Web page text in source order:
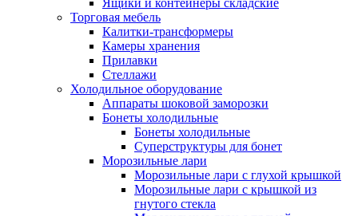
Ящики и контейнеры складские
Торговая мебель
Калитки-трансформеры
Камеры хранения
Прилавки
Стеллажи
Холодильное оборудование
Аппараты шоковой заморозки
Бонеты холодильные
Бонеты холодильные
Суперструктуры для бонет
Морозильные лари
Морозильные лари с глухой крышкой
Морозильные лари с крышкой из
гнутого стекла